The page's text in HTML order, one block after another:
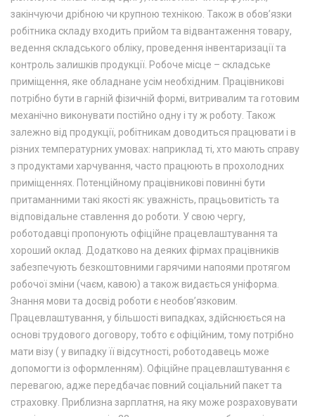
закінчуючи дрібною чи крупною технікою. Також в обов’язки
робітника складу входить прийом та відвантаження товару,
ведення складського обліку, проведення інвентаризації та
контроль залишків продукції. Робоче місце – складське
приміщення, яке обладнане усім необхідним. Працівникові
потрібно бути в гарній фізичній формі, витривалим та готовим
механічно виконувати постійно одну і ту ж роботу. Також
залежно від продукції, робітникам доводиться працювати і в
різних температурних умовах: наприклад ті, хто мають справу
з продуктами харчування, часто працюють в прохолодних
приміщеннях. Потенційному працівникові повинні бути
притаманними такі якості як: уважність, працьовитість та
відповідальне ставлення до роботи. У свою чергу,
роботодавці пропонують офіційне працевлаштування та
хороший оклад. Додатково на деяких фірмах працівників
забезпечують безкоштовними гарячими напоями протягом
робочої зміни (чаєм, кавою) а також видається уніформа.
Знання мови та досвід роботи є необов’язковим.
Працевлаштування, у більшості випадках, здійснюється на
основі трудового договору, тобто є офіційним, тому потрібно
мати візу ( у випадку її відсутності, роботодавець може
допомогти із оформленням). Офіційне працевлаштування є
перевагою, адже передбачає повний соціальний пакет та
страховку. Приблизна зарплатня, на яку може розраховувати